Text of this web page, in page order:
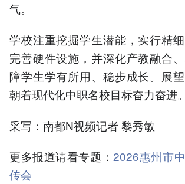
气。
学校注重挖掘学生潜能，实行精
完善硬件设施，并深化产教融合
障学生学有所用、稳步成长。展
朝着现代化中职名校目标奋力奋进。
采写：南都N视频记者 黎秀敏
更多报道请看专题：2026惠州市
传会